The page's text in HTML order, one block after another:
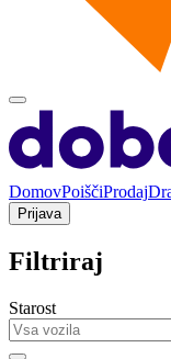
DomovPoiščiProdaj
Prijava
Filtriraj
Starost